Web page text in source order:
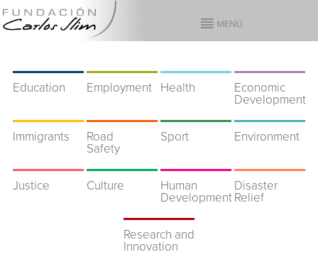
Education Employment Health
Economic
Development
Immigrants
Road
Safety
Sport Environment
Justice Culture
Human
Development
Disaster
Relief
Research and
Innovation